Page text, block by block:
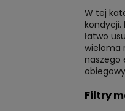
W tej
kondycji.
łatwo
wieloma
naszego
Filtry